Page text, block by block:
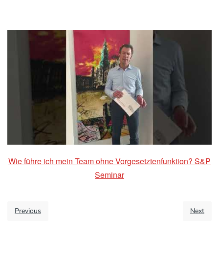
Wie führe ich mein Team ohne Vorgesetztenfunktion? S&P
Seminar
Previous Next